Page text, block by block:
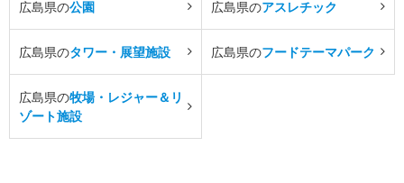
広島県の公園 広島県のアスレチック
広島県のタワー・展望施設 広島県のフードテーマパーク
広島県の牧場・レジャー＆リ
ゾート施設